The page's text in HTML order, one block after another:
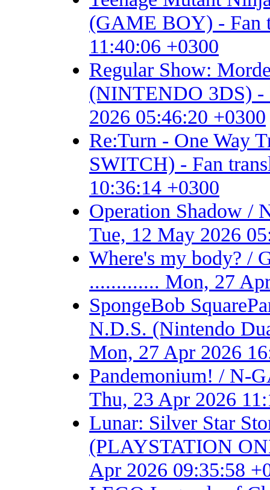
(GAME BOY) - Fan
11:40:06 +0300
Regular Show:
(NINTENDO 3DS) -
2026 05:46:20 +0300
Re:Turn - One Way
SWITCH) - Fan
10:36:14 +0300
Operation Shadow
Tue, 12 May 2026
Where's my body? /
............. Mon, 27
SpongeBob
N.D.S. (Nintendo
Mon, 27 Apr 2026
Pandemonium! / N-
Thu, 23 Apr 2026
Lunar: Silver Star
(PLAYSTATION
Apr 2026 09:35:58